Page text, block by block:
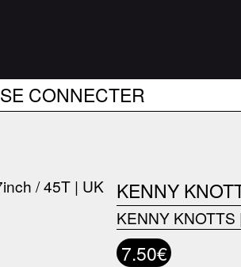
SE CONNECTER
KENNY
KENNY KNOTTS
7.50€